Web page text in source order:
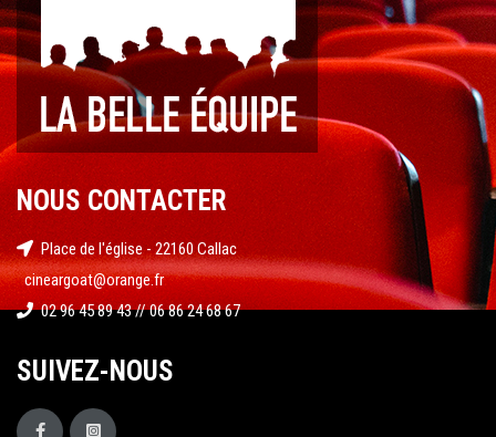
NOUS CONTACTER
Place de l'église - 22160 Callac
cineargoat@orange.fr
02 96 45 89 43 // 06 86 24 68 67
SUIVEZ-NOUS